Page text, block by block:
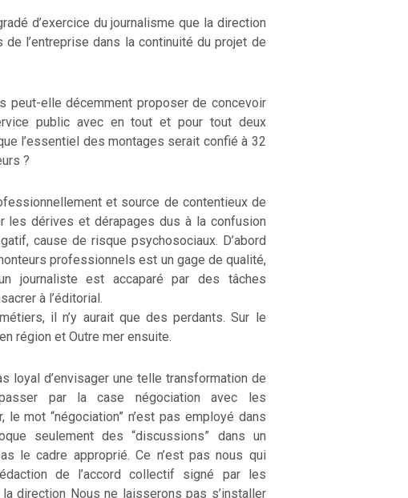
d’exercice du journalisme que la direction
l’entreprise dans la continuité du projet de
peut-elle décemment proposer de concevoir
public avec en tout et pour tout deux
l’essentiel des montages serait confié à 32
?
et source de contentieux de
les dérives et dérapages dus à la confusion
cause de risque psychosociaux. D’abord
professionnels est un gage de qualité,
journaliste est accaparé par des tâches
à l’éditorial.
il n’y aurait que des perdants. Sur le
région et Outre mer ensuite.
loyal d’envisager une telle transformation de
par la case négociation avec les
le mot “négociation” n’est pas employé dans
seulement des “discussions” dans un
le cadre approprié. Ce n’est pas nous qui
de l’accord collectif signé par les
direction Nous ne laisserons pas s’installer